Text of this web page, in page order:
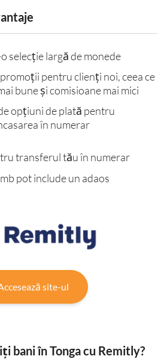
selecție largă de monede
pentru clienți noi, ceea ce
bune și comisioane mai mici
opțiuni de plată pentru
în numerar
transferul tău în numerar
pot include un adaos
site-ul
bani în Tonga cu Remitly?